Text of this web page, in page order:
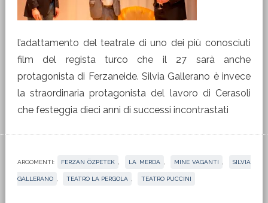
l’adattamento del teatrale di uno dei più conosciuti
film del regista turco che il 27 sarà anche
protagonista di Ferzaneide. Silvia Gallerano è invece
la straordinaria protagonista del lavoro di Cerasoli
che festeggia dieci anni di successi incontrastati
ARGOMENTI: FERZAN ÖZPETEK LA MERDA MINE VAGANTI SILVIA
GALLERANO TEATRO LA PERGOLA TEATRO PUCCINI